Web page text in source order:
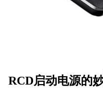
RCD启动电源的